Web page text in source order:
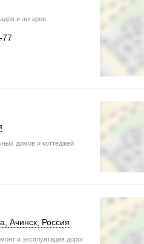
и ангаров
77
домов и коттеджей
Ачинск, Россия
и эксплуатация дорог